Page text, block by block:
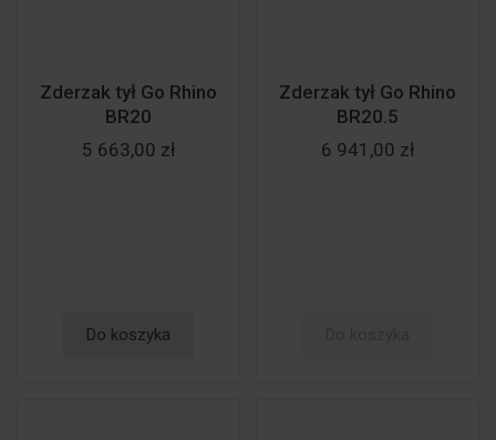
Zderzak tył Go Rhino
BR20
5 663,00 zł
Do koszyka
Zderzak tył Go Rhino
BR20.5
6 941,00 zł